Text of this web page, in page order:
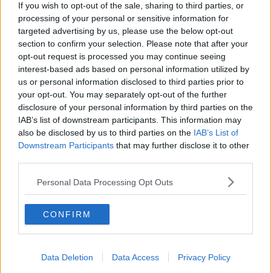
If you wish to opt-out of the sale, sharing to third parties, or
processing of your personal or sensitive information for
targeted advertising by us, please use the below opt-out
section to confirm your selection. Please note that after your
opt-out request is processed you may continue seeing
interest-based ads based on personal information utilized by
us or personal information disclosed to third parties prior to
your opt-out. You may separately opt-out of the further
disclosure of your personal information by third parties on the
IAB’s list of downstream participants. This information may
also be disclosed by us to third parties on the IAB’s List of
Downstream Participants that may further disclose it to other
Personal Data Processing Opt Outs
CONFIRM
Data Deletion Data Access Privacy Policy
Rossi
Stelle e leggende dello sport al Premio Fair Play
Dodici Stelle Michelin in azione per il Casentino
Idee e non nomi per lo sviluppo del territorio
Il Palio di San Cassiano 2016 a 'Il Campanile'
Inaugurato il parcheggio multipiano
San Casciano in difesa dei piccoli Comuni
Giostra del Saracino: vince Santissima Trinità
Banca solida nonostante la crisi